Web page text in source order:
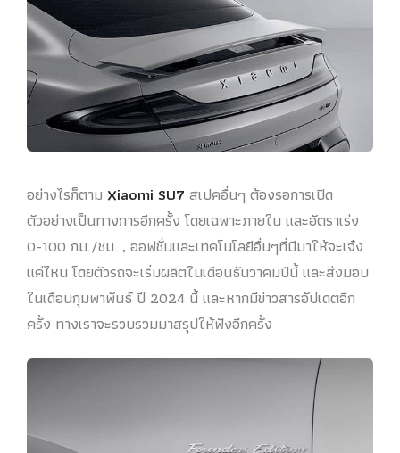
อย่างไรก็ตาม Xiaomi SU7 สเปคอื่นๆ ต้องรอการเปิด
ตัวอย่างเป็นทางการอีกครั้ง โดยเฉพาะภายใน และอัตราเร่ง
0-100 กม./ชม. , ออฟชั่นและเทคโนโลยีอื่นๆที่มีมาให้จะเจ๋ง
แค่ไหน โดยตัวรถจะเริ่มผลิตในเดือนธันวาคมปีนี้ และส่งมอบ
ในเดือนกุมพาพันธ์ ปี 2024 นี้ และหากมีข่าวสารอัปเดตอีก
ครั้ง ทางเราจะรวบรวมมาสรุปให้ฟังอีกครั้ง